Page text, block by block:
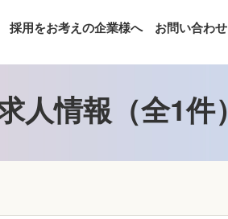
採用をお考えの企業様へ お問い合わせ
人情報（全1件）